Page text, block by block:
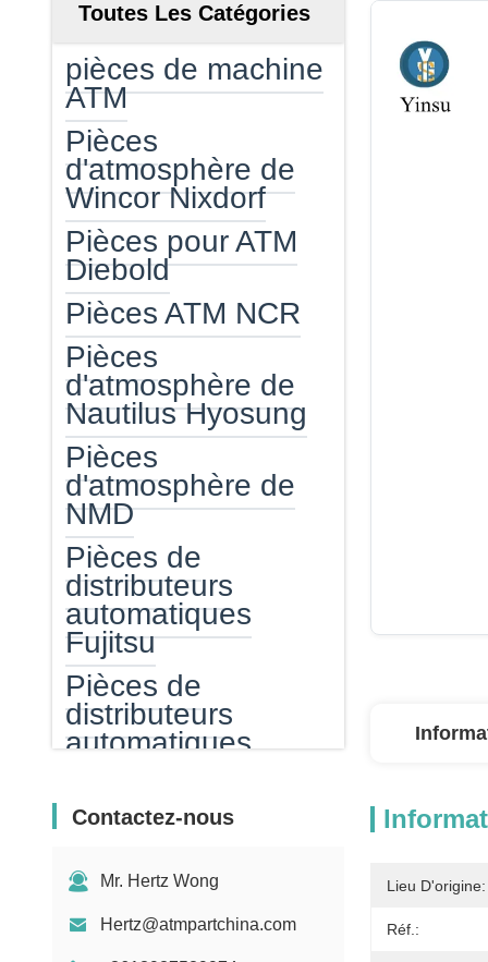
Toutes Les Catégories
pièces de machine
ATM
Pièces
d'atmosphère de
Wincor Nixdorf
Pièces pour ATM
Diebold
Pièces ATM NCR
Pièces
d'atmosphère de
Nautilus Hyosung
Pièces
d'atmosphère de
NMD
Pièces de
distributeurs
automatiques
Fujitsu
Pièces de
distributeurs
automatiques
Pièces
GRG
distributeur
automatique de
Contactez-nous
Mr. Hertz Wong
Hertz@atmpartchina.com
Lieu D'origine:
Réf.: